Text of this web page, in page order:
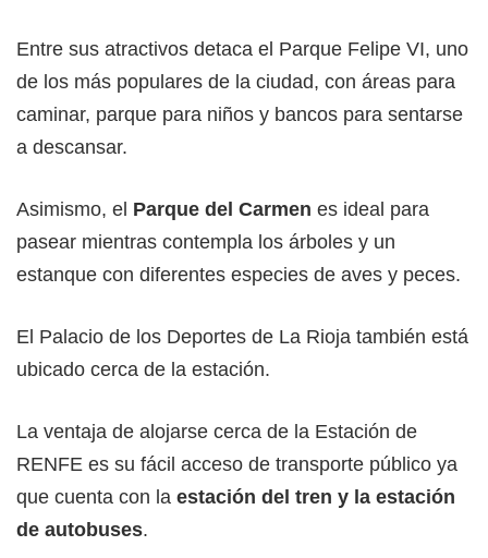
Entre sus atractivos detaca el Parque Felipe VI, uno
de los más populares de la ciudad, con áreas para
caminar, parque para niños y bancos para sentarse
a descansar.
Asimismo, el Parque del Carmen es ideal para
pasear mientras contempla los árboles y un
estanque con diferentes especies de aves y peces.
El Palacio de los Deportes de La Rioja también está
ubicado cerca de la estación.
La ventaja de alojarse cerca de la Estación de
RENFE es su fácil acceso de transporte público ya
que cuenta con la estación del tren y la estación
de autobuses.